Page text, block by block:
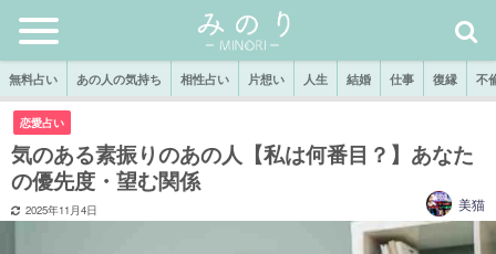
無料占い あの人の気持ち 相性占い 片想い 人生 結婚 仕事 復縁 不
恋愛占い
気のある素振りのあの人【私は何番目？】あなた
の優先度・望む関係
2025年11月4日 美猫